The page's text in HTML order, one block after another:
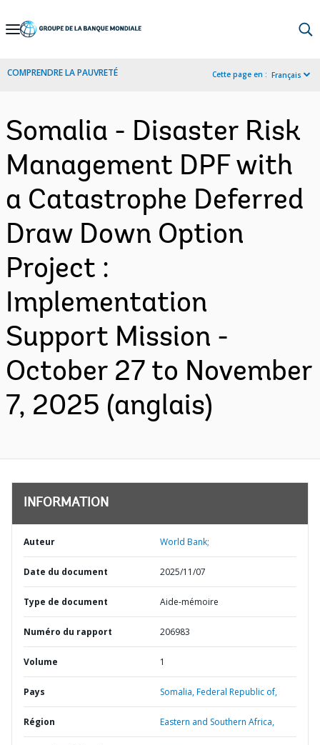
Skip
Navigation
COMPRENDRE LA PAUVRETÉ Cette page en : Français
Somalia - Disaster Risk
Management DPF with
a Catastrophe Deferred
Draw Down Option
Project :
Implementation
Support Mission -
October 27 to November
7, 2025 (anglais)
INFORMATION
Auteur World Bank;
Date du document 2025/11/07
Type de document Aide-mémoire
Numéro du rapport 206983
Volume 1
Pays Somalia,Federal Republic of,
Région Eastern and Southern Africa,